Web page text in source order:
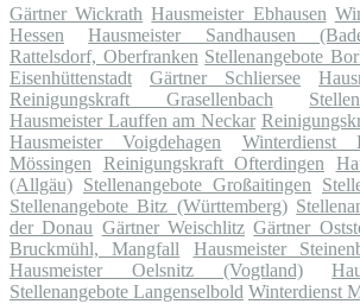
Gärtner Wickrath Hausmeister Ebhausen
Hessen
Hausmeister Sandhausen
Rattelsdorf, Oberfranken Stellenangebote
Eisenhüttenstadt
Gärtner Schliersee
Reinigungskraft Grasellenbach
Hausmeister Lauffen am Neckar
Hausmeister Voigdehagen
Winterdienst
Mössingen
Reinigungskraft Ofterdingen
(Allgäu) Stellenangebote Großaitingen
Stellenangebote Bitz (Württemberg)
der Donau Gärtner Weischlitz Gärtner
Bruckmühl, Mangfall
Hausmeister
Hausmeister Oelsnitz (Vogtland)
Stellenangebote Langenselbold Winterdienst